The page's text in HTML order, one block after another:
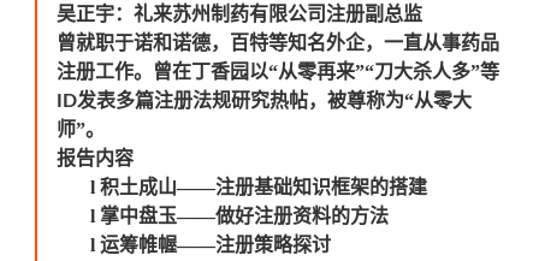
吴正宇：礼来苏州制药有限公司注册副总监
曾就职于诺和诺德，百特等知名外企，一直从事药品
注册工作。曾在丁香园以“从零再来”“刀大杀人多”等
ID发表多篇注册法规研究热帖，被尊称为“从零大
师”。
报告内容
l 积土成山——注册基础知识框架的搭建
l 掌中盘玉——做好注册资料的方法
l 运筹帷幄——注册策略探讨